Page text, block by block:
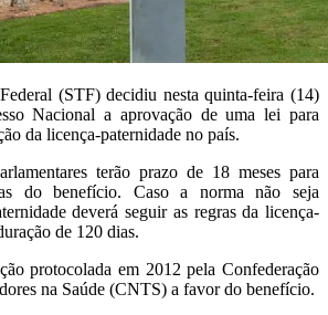
(STF) decidiu nesta quinta-feira (14)
Nacional a aprovação de uma lei para
da licença-paternidade no país.
terão prazo de 18 meses para
do benefício. Caso a norma não seja
deverá seguir as regras da licença-
de 120 dias.
protocolada em 2012 pela Confederação
na Saúde (CNTS) a favor do benefício.